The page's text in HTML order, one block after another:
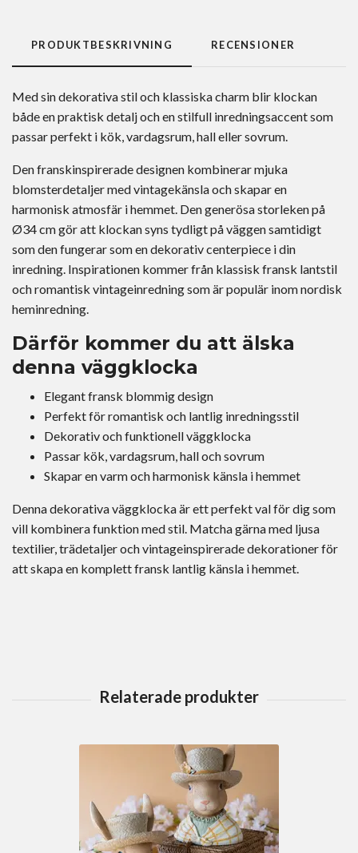
PRODUKTBESKRIVNING RECENSIONER
Med sin dekorativa stil och klassiska charm blir klockan
både en praktisk detalj och en stilfull inredningsaccent som
passar perfekt i kök, vardagsrum, hall eller sovrum.
Den franskinspirerade designen kombinerar mjuka
blomsterdetaljer med vintagekänsla och skapar en
harmonisk atmosfär i hemmet. Den generösa storleken på
Ø34 cm gör att klockan syns tydligt på väggen samtidigt
som den fungerar som en dekorativ centerpiece i din
inredning. Inspirationen kommer från klassisk fransk lantstil
och romantisk vintageinredning som är populär inom nordisk
heminredning.
Därför kommer du att älska
denna väggklocka
Elegant fransk blommig design
Perfekt för romantisk och lantlig inredningsstil
Dekorativ och funktionell väggklocka
Passar kök, vardagsrum, hall och sovrum
Skapar en varm och harmonisk känsla i hemmet
Denna dekorativa väggklocka är ett perfekt val för dig som
vill kombinera funktion med stil. Matcha gärna med ljusa
textilier, trädetaljer och vintageinspirerade dekorationer för
att skapa en komplett fransk lantlig känsla i hemmet.